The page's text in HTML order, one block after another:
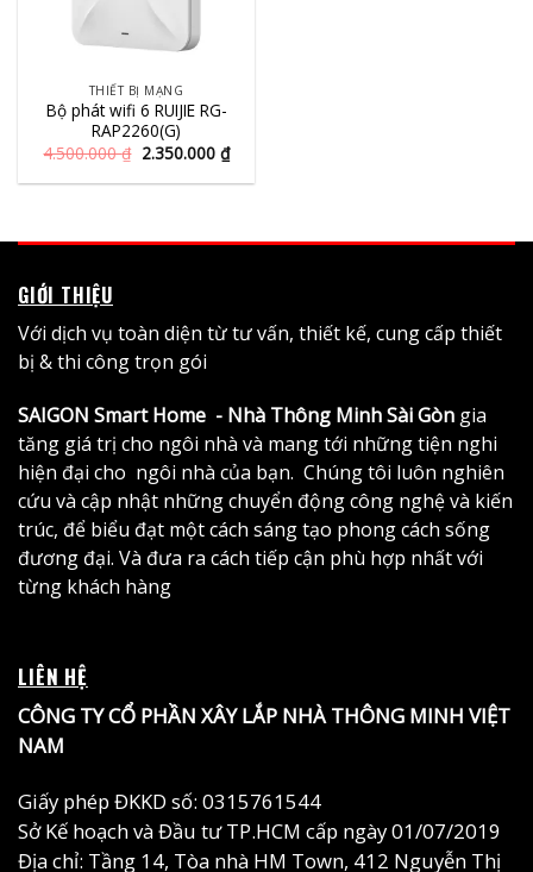
THIẾT BỊ MẠNG
Bộ phát wifi 6 RUIJIE RG-
RAP2260(G)
4.500.000₫ Giá
gốc
là:
2.350.000 ₫Giá
hiện
tại
GIỚI THIỆU
Với dịch vụ toàn diện từ tư vấn, thiết kế, cung cấp thiết
bị & thi công trọn gói
SAIGON Smart Home - Nhà Thông Minh Sài Gòn gia
tăng giá trị cho ngôi nhà và mang tới những tiện nghi
hiện đại cho ngôi nhà của bạn. Chúng tôi luôn nghiên
cứu và cập nhật những chuyển động công nghệ và kiến
trúc, để biểu đạt một cách sáng tạo phong cách sống
đương đại. Và đưa ra cách tiếp cận phù hợp nhất với
từng khách hàng
LIÊN HỆ
CÔNG TY CỔ PHẦN XÂY LẮP NHÀ THÔNG MINH VIỆT
NAM
Giấy phép ĐKKD số: 0315761544
Sở Kế hoạch và Đầu tư TP.HCM cấp ngày 01/07/2019
Địa chỉ: Tầng 14, Tòa nhà HM Town, 412 Nguyễn Thị